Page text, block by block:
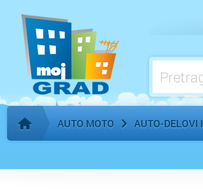
Početna stranica
AUTO MOTO AUTO-DELOVI